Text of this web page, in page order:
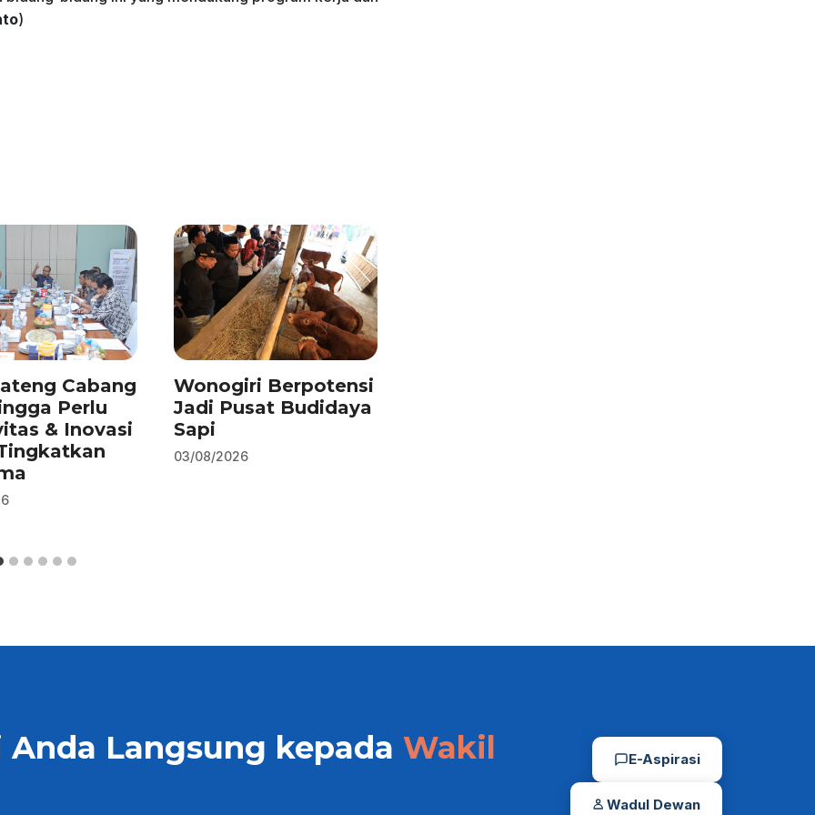
)
Cabang
Perlu
& Inovasi
Wonogiri Berpotensi
Jadi Pusat Budidaya
Sapi
03/08/2026
Langsung kepada Wakil
E-Aspirasi
Wadul Dewan